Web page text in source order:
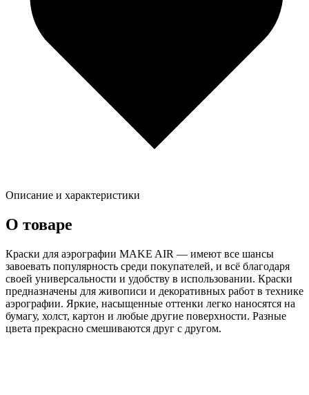
Описание и характеристики
О товаре
Краски для аэрографии MAKE AIR — имеют все шансы
завоевать популярность среди покупателей, и всё благодаря
своей универсальности и удобству в использовании. Краски
предназначены для живописи и декоративных работ в технике
аэрографии. Яркие, насыщенные оттенки легко наносятся на
бумагу, холст, картон и любые другие поверхности. Разные
цвета прекрасно смешиваются друг с другом.